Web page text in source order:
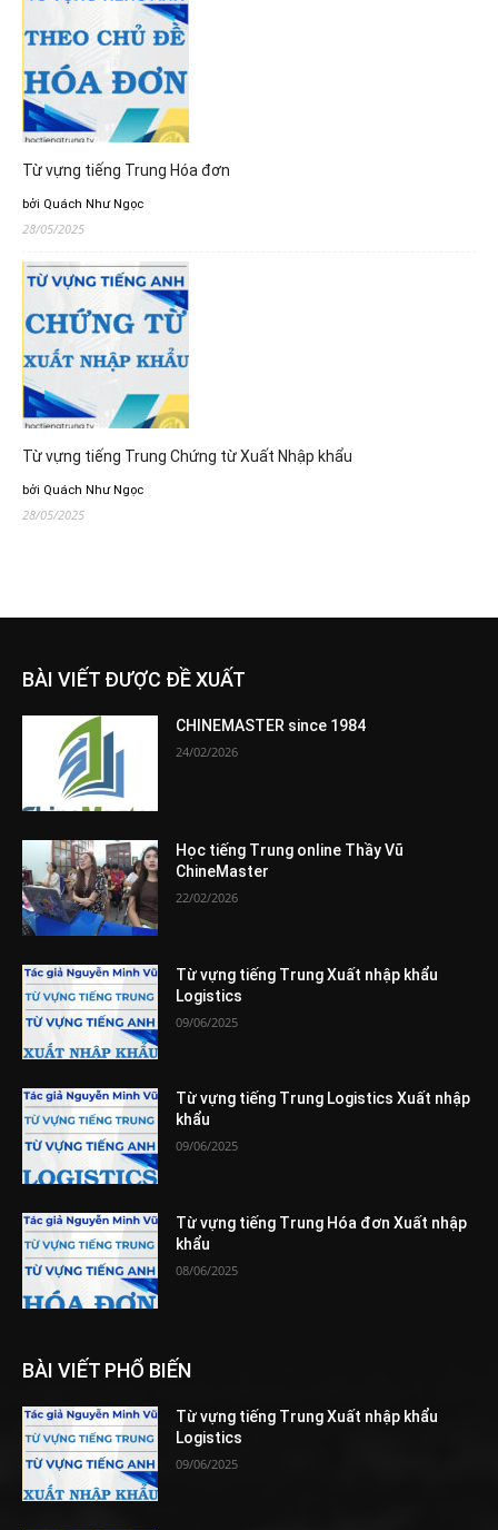
Từ vựng tiếng Trung Hóa đơn
bởi Quách Như Ngọc
28/05/2025
Từ vựng tiếng Trung Chứng từ Xuất Nhập khẩu
bởi Quách Như Ngọc
28/05/2025
BÀI VIẾT ĐƯỢC ĐỀ XUẤT
CHINEMASTER since 1984
24/02/2026
Học tiếng Trung online Thầy Vũ
ChineMaster
22/02/2026
Từ vựng tiếng Trung Xuất nhập khẩu
Logistics
09/06/2025
Từ vựng tiếng Trung Logistics Xuất nhập
khẩu
09/06/2025
Từ vựng tiếng Trung Hóa đơn Xuất nhập
khẩu
08/06/2025
BÀI VIẾT PHỔ BIẾN
Từ vựng tiếng Trung Xuất nhập khẩu
Logistics
09/06/2025